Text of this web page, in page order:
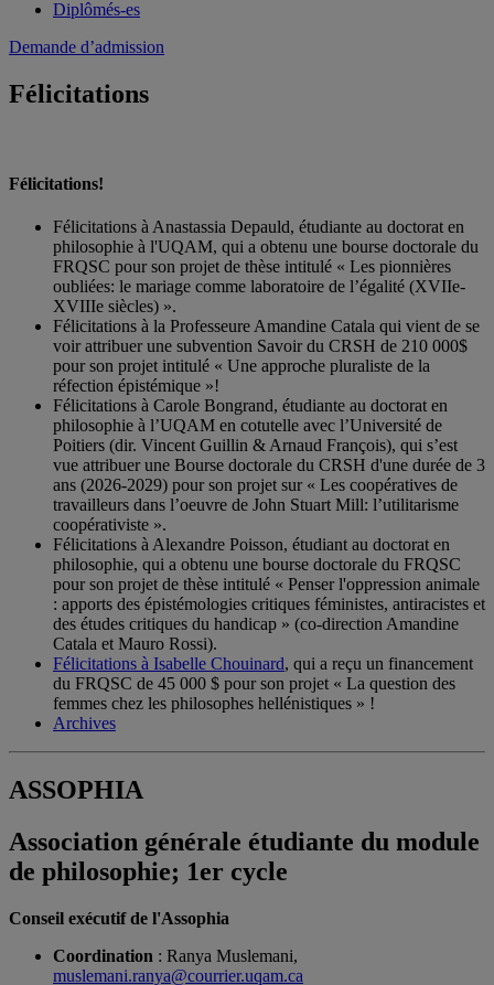
Diplômés-es
Demande d’admission
Félicitations
Félicitations!
Félicitations à Anastassia Depauld, étudiante au doctorat en
philosophie à l'UQAM, qui a obtenu une bourse doctorale du
FRQSC pour son projet de thèse intitulé « Les pionnières
oubliées: le mariage comme laboratoire de l’égalité (XVIIe-
XVIIIe siècles) ».
Félicitations à la Professeure Amandine Catala qui vient de se
voir attribuer une subvention Savoir du CRSH de 210 000$
pour son projet intitulé « Une approche pluraliste de la
réfection épistémique »!
Félicitations à Carole Bongrand, étudiante au doctorat en
philosophie à l’UQAM en cotutelle avec l’Université de
Poitiers (dir. Vincent Guillin & Arnaud François), qui s’est
vue attribuer une Bourse doctorale du CRSH d'une durée de 3
ans (2026-2029) pour son projet sur « Les coopératives de
travailleurs dans l’oeuvre de John Stuart Mill: l’utilitarisme
coopérativiste ».
Félicitations à Alexandre Poisson, étudiant au doctorat en
philosophie, qui a obtenu une bourse doctorale du FRQSC
pour son projet de thèse intitulé « Penser l'oppression animale
: apports des épistémologies critiques féministes, antiracistes et
des études critiques du handicap » (co-direction Amandine
Catala et Mauro Rossi).
Félicitations à Isabelle Chouinard, qui a reçu un financement
du FRQSC de 45 000 $ pour son projet « La question des
femmes chez les philosophes hellénistiques » !
Archives
ASSOPHIA
Association générale étudiante du module
de philosophie; 1er cycle
Conseil exécutif de l'Assophia
Coordination : Ranya Muslemani,
muslemani.ranya@courrier.uqam.ca